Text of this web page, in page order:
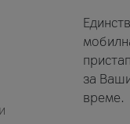
за
време.